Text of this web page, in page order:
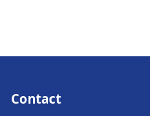
Contact